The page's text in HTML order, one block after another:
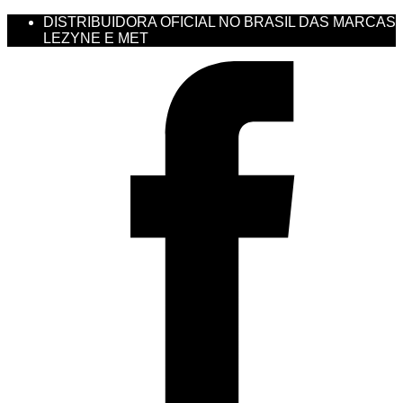
DISTRIBUIDORA OFICIAL NO BRASIL DAS MARCAS
LEZYNE E MET